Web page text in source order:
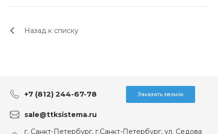
Назад к списку
+7 (812) 244-67-78 Заказать звонок
sale@ttksistema.ru
г. Санкт-Петербург, г.Санкт-Петербург, ул. Седова